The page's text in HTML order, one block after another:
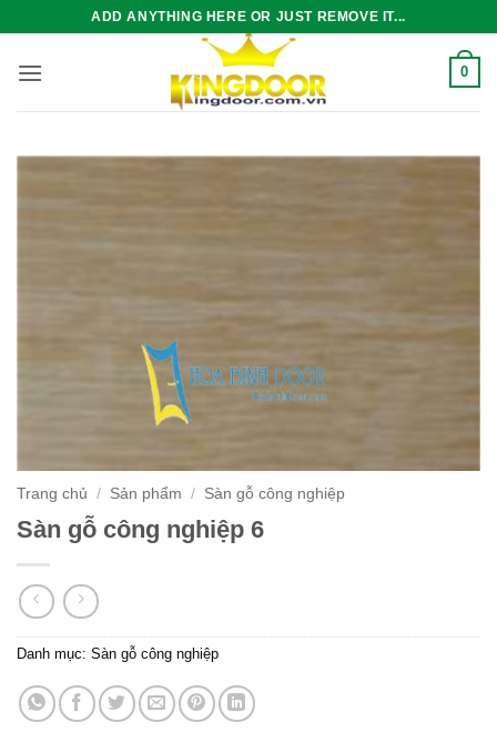
nội
ADD ANYTHING HERE OR JUST REMOVE IT...
0
Trang chủ / Sản phẩm / Sàn gỗ công nghiệp
Sàn gỗ công nghiệp 6
Danh mục: Sàn gỗ công nghiệp